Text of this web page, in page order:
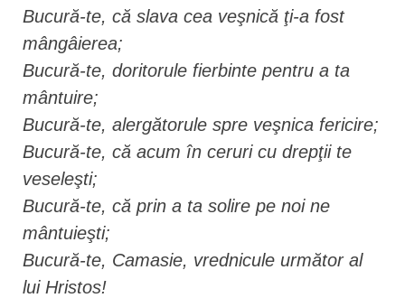
Bucură-te, că slava cea veşnică ţi-a fost
mângâierea;
Bucură-te, doritorule fierbinte pentru a ta
mântuire;
Bucură-te, alergătorule spre veşnica fericire;
Bucură-te, că acum în ceruri cu drepţii te
veseleşti;
Bucură-te, că prin a ta solire pe noi ne
mântuieşti;
Bucură-te, Camasie, vrednicule următor al
lui Hristos!